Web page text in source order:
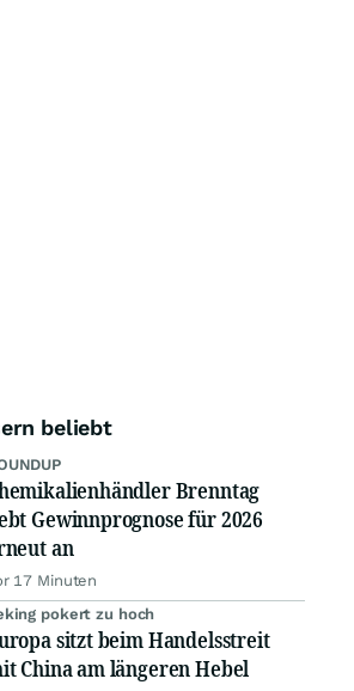
beliebt
Brenntag
Gewinnprognose für 2026
an
17 Minuten
pokert zu hoch
sitzt beim Handelsstreit
China am längeren Hebel